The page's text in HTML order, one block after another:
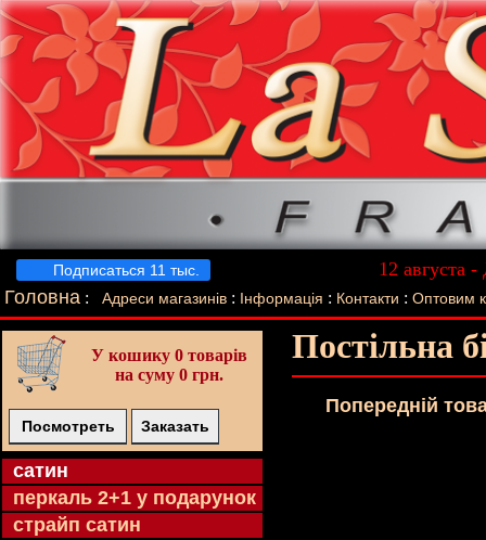
Подписаться 11 тыс.
12 августа
Лучший
Головна : Адреси магазинів : Інформація : Контакти : Оптовим
У кошику 0 товарів
на суму 0 грн.
Посмотреть Заказать
cатин
перкаль 2+1 у подарунок
страйп сатин
Постільна
Попереднiй